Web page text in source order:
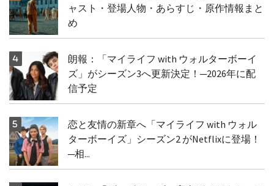
ャスト・登場人物・あらすじ・原作情報まと
め
朗報：「マイライフ with ウォルターボーイ
ズ」がシーズン3へ更新決定！─2026年に配
信予定
恋と友情の新章へ「マイライフ with ウォル
ターボーイズ」シーズン2 がNetflixに登場！
─相...